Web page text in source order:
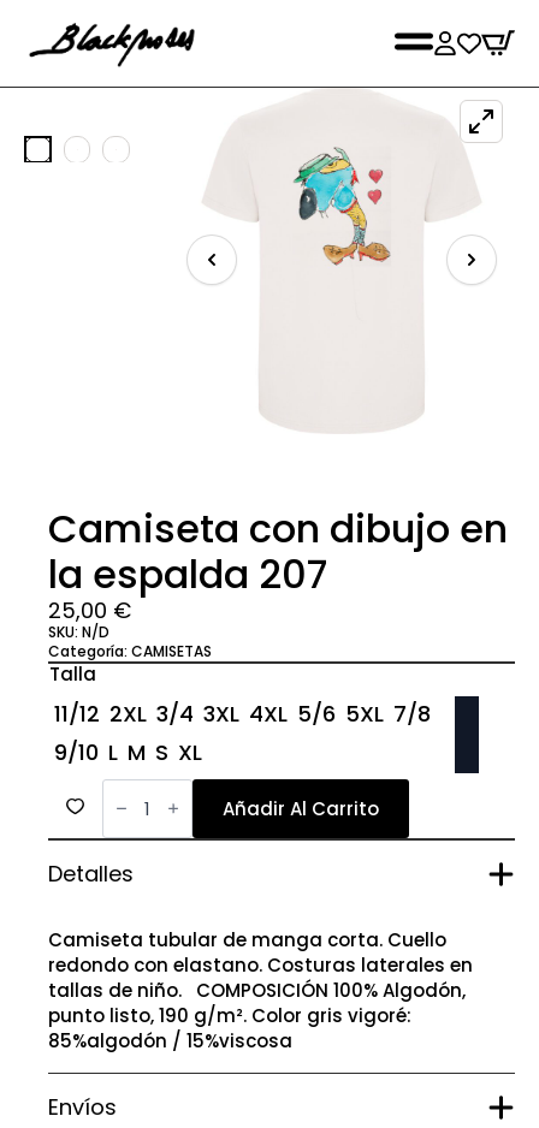
Camiseta con dibujo en
la espalda 207
25,00 €
SKU: N/D
Categoría: CAMISETAS
Talla
11/12 2XL 3/4 3XL 4XL 5/6 5XL 7/8
9/10 L M S XL
Camiseta
con
dibujo
en
espalda
Añadir Al Carrito
Detalles
Camiseta tubular de manga corta. Cuello
redondo con elastano. Costuras laterales en
tallas de niño. COMPOSICIÓN 100% Algodón,
punto listo, 190 g/m². Color gris vigoré:
85%algodón / 15%viscosa
Envíos